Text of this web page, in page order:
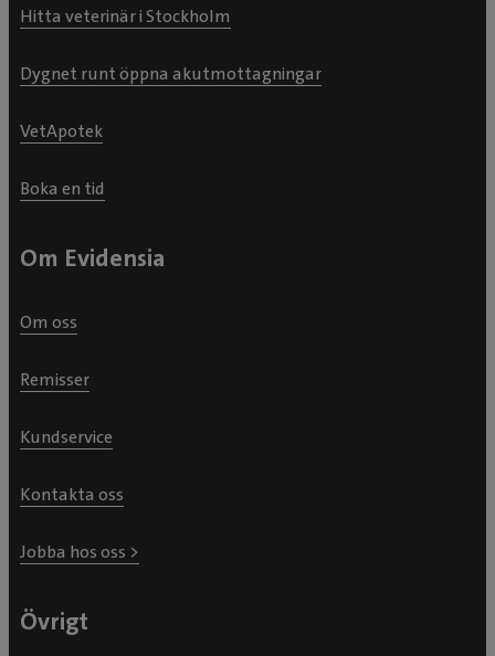
Hitta veterinär i Stockholm
Dygnet runt öppna akutmottagningar
VetApotek
Boka en tid
Om Evidensia
Om oss
Remisser
Kundservice
Kontakta oss
Jobba hos oss >
Övrigt